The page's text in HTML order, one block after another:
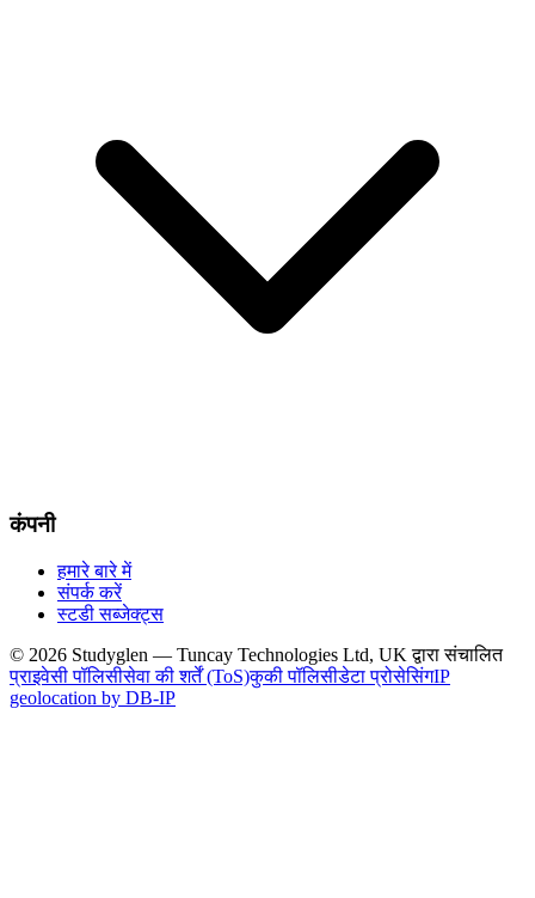
कंपनी
हमारे बारे में
संपर्क करें
स्टडी सब्जेक्ट्स
© 2026 Studyglen — Tuncay Technologies Ltd, UK द्वारा संचालित
प्राइवेसी पॉलिसीसेवा की शर्तें (ToS)कुकी पॉलिसीडेटा प्रोसेसिंगIP
geolocation by DB-IP